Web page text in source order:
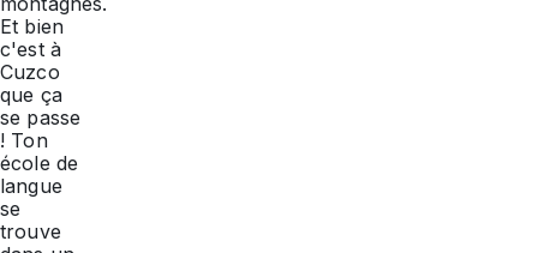
Et bien
c'est à
Cuzco
que ça
se passe
! Ton
école de
langue
se
trouve